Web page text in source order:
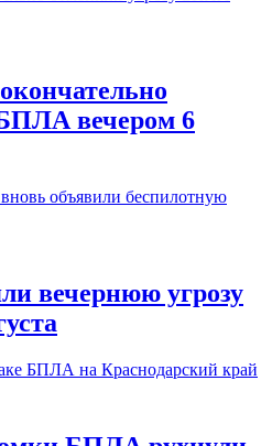
вечером 6
вечернюю угрозу